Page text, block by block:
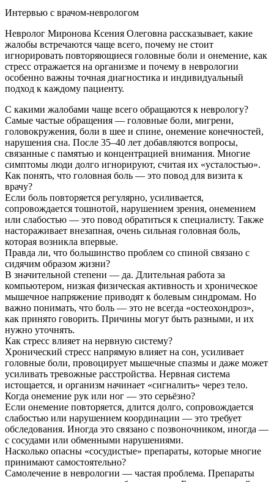
Интервью с врачом-неврологом
Невролог Миронова Ксения Олеговна рассказывает, какие
жалобы встречаются чаще всего, почему не стоит
игнорировать повторяющиеся головные боли и онемение, как
стресс отражается на организме и почему в неврологии
особенно важны точная диагностика и индивидуальный
подход к каждому пациенту.
С какими жалобами чаще всего обращаются к неврологу?
Самые частые обращения — головные боли, мигрени,
головокружения, боли в шее и спине, онемение конечностей,
нарушения сна. После 35–40 лет добавляются вопросы,
связанные с памятью и концентрацией внимания. Многие
симптомы люди долго игнорируют, считая их «усталостью».
Как понять, что головная боль — это повод для визита к
врачу?
Если боль повторяется регулярно, усиливается,
сопровождается тошнотой, нарушением зрения, онемением
или слабостью — это повод обратиться к специалисту. Также
настораживает внезапная, очень сильная головная боль,
которая возникла впервые.
Правда ли, что большинство проблем со спиной связано с
сидячим образом жизни?
В значительной степени — да. Длительная работа за
компьютером, низкая физическая активность и хроническое
мышечное напряжение приводят к болевым синдромам. Но
важно понимать, что боль — это не всегда «остеохондроз»,
как принято говорить. Причины могут быть разными, и их
нужно уточнять.
Как стресс влияет на нервную систему?
Хронический стресс напрямую влияет на сон, усиливает
головные боли, провоцирует мышечные спазмы и даже может
усиливать тревожные расстройства. Нервная система
истощается, и организм начинает «сигналить» через тело.
Когда онемение рук или ног — это серьёзно?
Если онемение повторяется, длится долго, сопровождается
слабостью или нарушением координации — это требует
обследования. Иногда это связано с позвоночником, иногда —
с сосудами или обменными нарушениями.
Насколько опасны «сосудистые» препараты, которые многие
принимают самостоятельно?
Самолечение в неврологии — частая проблема. Препараты